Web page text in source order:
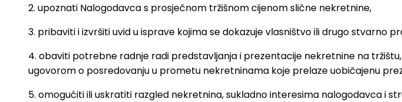
2. upoznati Nalogodavca s prosječnom tržišnom cijenom slične nekretnine,
3. pribaviti i izvršiti uvid u isprave kojima se dokazuje vlasništvo ili drugo stvarno
4. obaviti potrebne radnje radi predstavljanja i prezentacije nekretnine na
ugovorom o posredovanju u prometu nekretninama koje prelaze uobičajenu
5. omogućiti ili uskratiti razgled nekretnina, sukladno interesima nalogodavca i